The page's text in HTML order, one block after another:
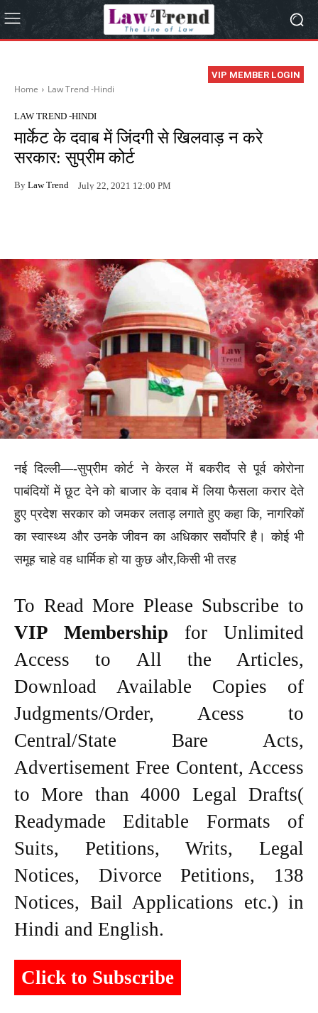
VIP MEMBER LOGIN
Home Law Trend -Hindi
LAW TREND -HINDI
मार्केट के दवाब में जिंदगी से खिलवाड़ न करे
सरकार: सुप्रीम कोर्ट
By Law Trend July 22, 2021 12:00 PM
नई दिल्ली—-सुप्रीम कोर्ट ने केरल में बकरीद से पूर्व कोरोना
पाबंदियों में छूट देने को बाजार के दवाब में लिया फैसला करार देते
हुए प्रदेश सरकार को जमकर लताड़ लगाते हुए कहा कि, नागरिकों
का स्वास्थ्य और उनके जीवन का अधिकार सर्वोपरि है। कोई भी
समूह चाहे वह धार्मिक हो या कुछ और,किसी भी तरह
To Read More Please Subscribe to
VIP Membership for Unlimited
Access to All the Articles,
Download Available Copies of
Judgments/Order, Acess to
Central/State Bare Acts,
Advertisement Free Content, Access
to More than 4000 Legal Drafts(
Readymade Editable Formats of
Suits, Petitions, Writs, Legal
Notices, Divorce Petitions, 138
Notices, Bail Applications etc.) in
Hindi and English.
Click to Subscribe